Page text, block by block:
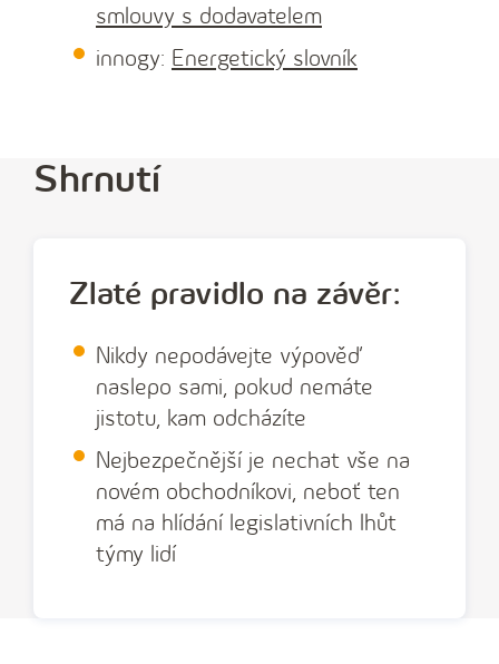
smlouvy s dodavatelem
innogy: Energetický slovník
Shrnutí
Zlaté pravidlo na závěr:
Nikdy nepodávejte výpověď
naslepo sami, pokud nemáte
jistotu, kam odcházíte
Nejbezpečnější je nechat vše na
novém obchodníkovi, neboť ten
má na hlídání legislativních lhůt
týmy lidí